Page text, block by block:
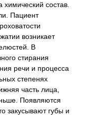
состав.
Пациент
возникает
В
стирания
речи и процесса
степенях
часть лица,
Появляются
закусывают губы и